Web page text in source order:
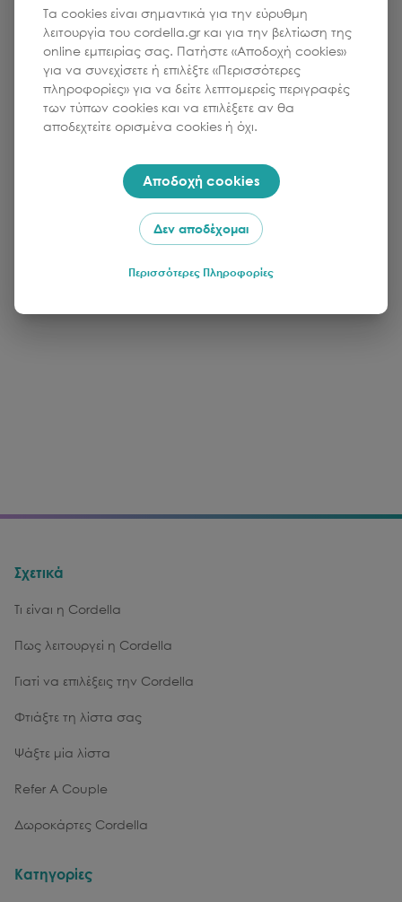
Σχετικά
Τι είναι η Cordella
Πως λειτουργεί η Cordella
Γιατί να επιλέξεις την Cordella
Φτιάξτε τη λίστα σας
Ψάξτε μία λίστα
Refer A Couple
Δωροκάρτες Cordella
Κατηγορίες
Τα cookies είναι σημαντικά για την εύρυθμη
λειτουργία του cordella.gr και για την βελτίωση της
online εμπειρίας σας. Πατήστε «Αποδοχή cookies»
για να συνεχίσετε ή επιλέξτε «Περισσότερες
πληροφορίες» για να δείτε λεπτομερείς περιγραφές
των τύπων cookies και να επιλέξετε αν θα
αποδεχτείτε ορισμένα cookies ή όχι.
Αποδοχή cookies
Δεν αποδέχομαι
Περισσότερες Πληροφορίες